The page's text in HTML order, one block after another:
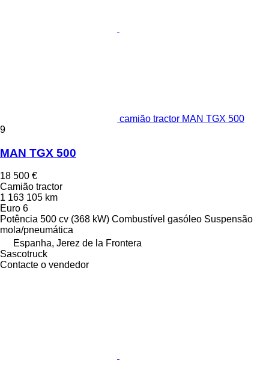
camião tractor MAN TGX 500
9
MAN TGX 500
18 500 €
Camião tractor
1 163 105 km
Euro 6
Potência 500 cv (368 kW) Combustível gasóleo Suspensão
mola/pneumática
Espanha, Jerez de la Frontera
Sascotruck
Contacte o vendedor